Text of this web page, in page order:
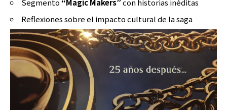
Segmento“Magic Makers”con historias inéditas
Reflexiones sobre el impacto cultural de la saga